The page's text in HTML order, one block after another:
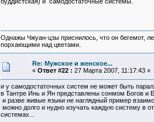
Однажы Чжуан-цзы приснилось, что он бегемот,
порхающими над цветами.
Re: Мужское и женское...
« Ответ #22 : 27 Марта 2007, 11:17:43 »
и у самодостаточных систем не может быть
в Тантре Инь и Ян представлены сонмом Богов и
и разве живые языки не наглядный пример
можно долго и нудно изучать каждую систему в
системах...